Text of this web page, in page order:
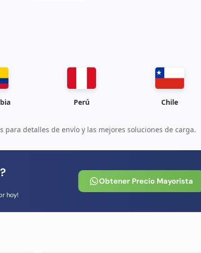
Perú Chile
para detalles de envío y las mejores soluciones de carga.
hoy!
Obtener Precio Mayorista